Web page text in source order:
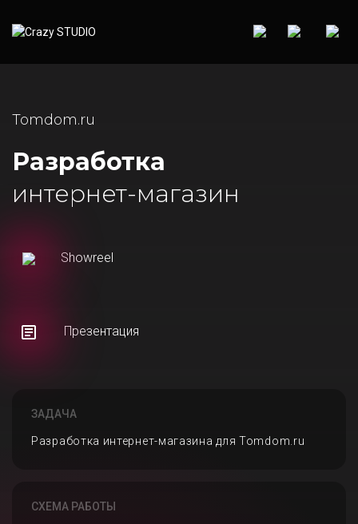
Tomdom.ru
Разработка
интернет-магазин
Showreel
Презентация
ЗАДАЧА
Разработка интернет-магазина для Tomdom.ru
СХЕМА РАБОТЫ